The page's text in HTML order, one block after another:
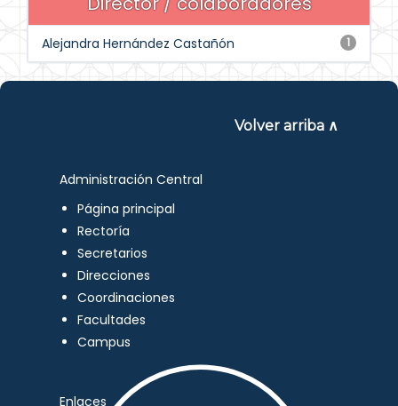
1
Alejandra Hernández Castañón
Volver arriba ∧
Administración Central
Página principal
Rectoría
Secretarios
Direcciones
Coordinaciones
Facultades
Campus
Enlaces